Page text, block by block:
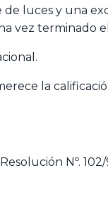
de luces y una
vez terminado
la
Nº. 102/